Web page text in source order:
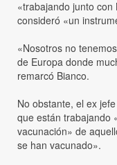
«trabajando junto
consideró «un
«Nosotros no
de Europa donde
remarcó Bianco.
No obstante, el ex
que están trabajando
vacunación» de
se han vacunado».